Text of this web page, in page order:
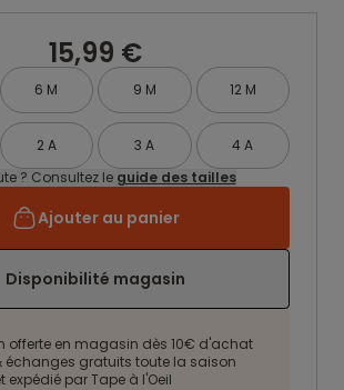
15,99 €
6 M 9 M 12 M
2 A 3 A
4 A
? Consultez le guide des tailles
Ajouter au panier
Disponibilité magasin
offerte en magasin dès 10€ d'achat
échanges gratuits toute la saison
expédié par Tape à l'Oeil